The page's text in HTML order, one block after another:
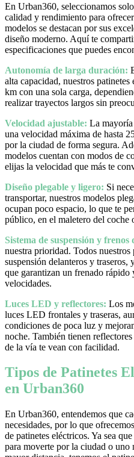
En Urban360, seleccionamos
calidad y rendimiento para
modelos se destacan por sus
diseño moderno. Aquí te
especificaciones que puedes
Autonomía de larga duración:
alta capacidad, nuestros
km con una sola carga,
realizar trayectos largos sin
Velocidad ajustable: La mayoría
una velocidad máxima de hasta
por la ciudad de forma segura.
modelos cuentan con modos de
elijas la velocidad que más te
Diseño plegable y ligero: Si
transportar, nuestros modelos
ocupan poco espacio, lo que te
público, en el maletero del coche
Sistema de suspensión y frenos
nuestra prioridad. Todos nuestros
suspensión delanteros y
que garantizan un frenado rápido
velocidades.
Luces LED y reflectores: Los
luces LED frontales y traseras,
condiciones de poca luz y
noche. También tienen
de la vía te vean con facilidad.
Tipos de Patinetes
en Urban360
En Urban360, entendemos que
necesidades, por lo que
de patinetes eléctricos. Ya sea
para moverte por la ciudad o uno